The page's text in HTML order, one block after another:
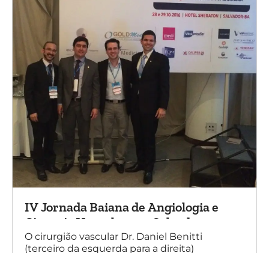
IV Jornada Baiana de Angiologia e
Cirurgia Vascular, em Salvador
O cirurgião vascular Dr. Daniel Benitti
(terceiro da esquerda para a direita)